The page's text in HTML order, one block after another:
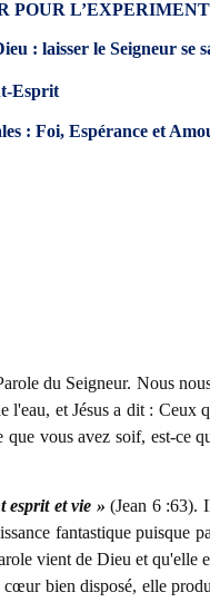
POUR
: laisser le Seigneur se
Esprit
: Foi, Espérance et
du Seigneur. Nous
l'eau, et Jésus a dit : Ceux
vous avez soif, est-ce
esprit et vie » (Jean 6 :63).
fantastique puisque
vient de Dieu et qu'elle
cœur bien disposé, elle